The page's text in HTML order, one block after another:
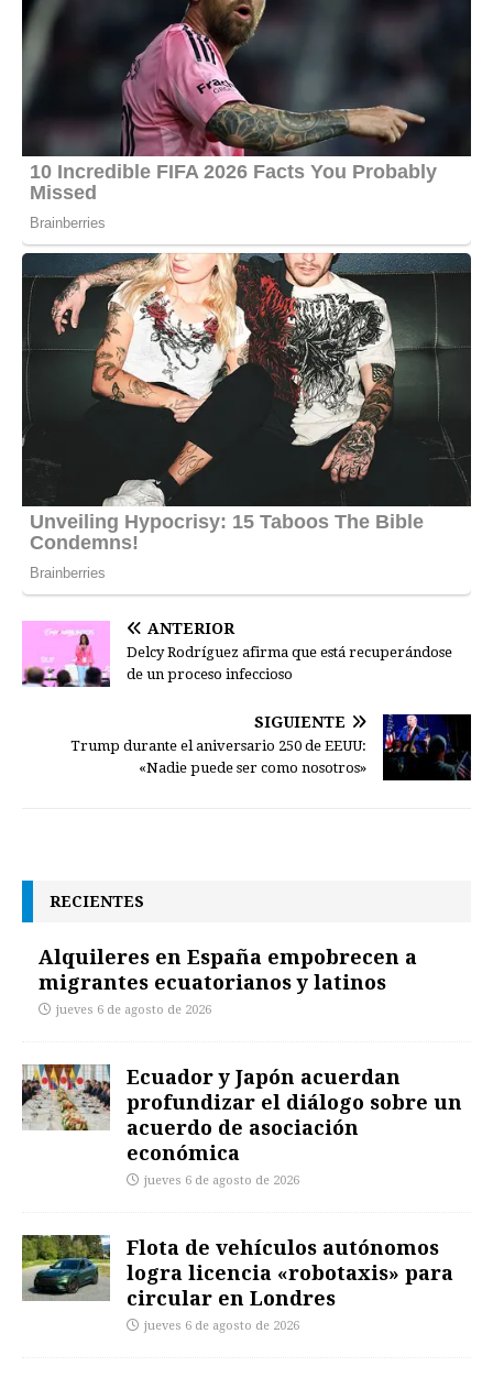
ANTERIOR
Delcy Rodríguez afirma que está recuperándose
de un proceso infeccioso
SIGUIENTE
Trump durante el aniversario 250 de EEUU:
«Nadie puede ser como nosotros»
RECIENTES
Alquileres en España empobrecen a
migrantes ecuatorianos y latinos
jueves 6 de agosto de 2026
Ecuador y Japón acuerdan
profundizar el diálogo sobre un
acuerdo de asociación
económica
jueves 6 de agosto de 2026
Flota de vehículos autónomos
logra licencia «robotaxis» para
circular en Londres
jueves 6 de agosto de 2026